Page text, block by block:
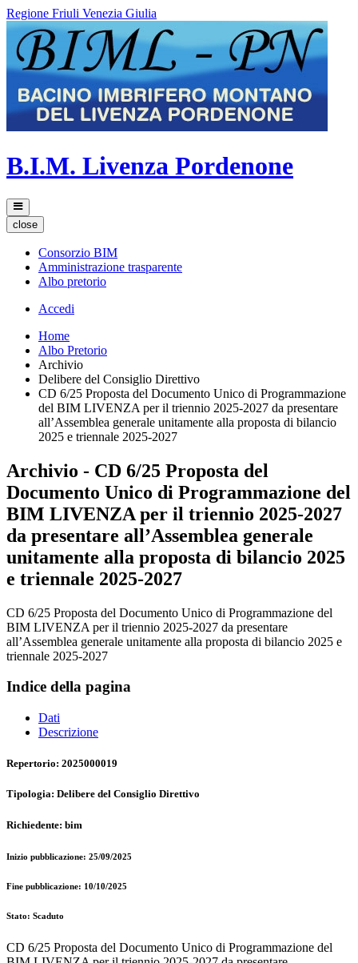
Regione Friuli Venezia Giulia
B.I.M. Livenza Pordenone
close
Consorzio BIM
Amministrazione trasparente
Albo pretorio
Accedi
Home
Albo Pretorio
Archivio
Delibere del Consiglio Direttivo
CD 6/25 Proposta del Documento Unico di Programmazione
del BIM LIVENZA per il triennio 2025-2027 da presentare
all’Assemblea generale unitamente alla proposta di bilancio
2025 e triennale 2025-2027
Archivio - CD 6/25 Proposta del
Documento Unico di Programmazione del
BIM LIVENZA per il triennio 2025-2027
da presentare all’Assemblea generale
unitamente alla proposta di bilancio 2025
e triennale 2025-2027
CD 6/25 Proposta del Documento Unico di Programmazione del
BIM LIVENZA per il triennio 2025-2027 da presentare
all’Assemblea generale unitamente alla proposta di bilancio 2025 e
triennale 2025-2027
Indice della pagina
Dati
Descrizione
Repertorio: 2025000019
Tipologia: Delibere del Consiglio Direttivo
Richiedente: bim
Inizio pubblicazione: 25/09/2025
Fine pubblicazione: 10/10/2025
Stato: Scaduto
CD 6/25 Proposta del Documento Unico di Programmazione del